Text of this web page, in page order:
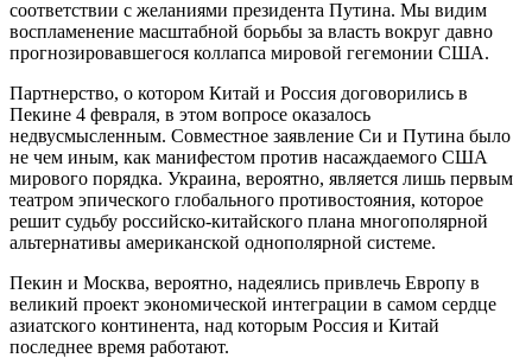
соответствии с желаниями президента Путина. Мы видим
воспламенение масштабной борьбы за власть вокруг давно
прогнозировавшегося коллапса мировой гегемонии США.
Партнерство, о котором Китай и Россия договорились в
Пекине 4 февраля, в этом вопросе оказалось
недвусмысленным. Совместное заявление Си и Путина было
не чем иным, как манифестом против насаждаемого США
мирового порядка. Украина, вероятно, является лишь первым
театром эпического глобального противостояния, которое
решит судьбу российско-китайского плана многополярной
альтернативы американской однополярной системе.
Пекин и Москва, вероятно, надеялись привлечь Европу в
великий проект экономической интеграции в самом сердце
азиатского континента, над которым Россия и Китай
последнее время работают.